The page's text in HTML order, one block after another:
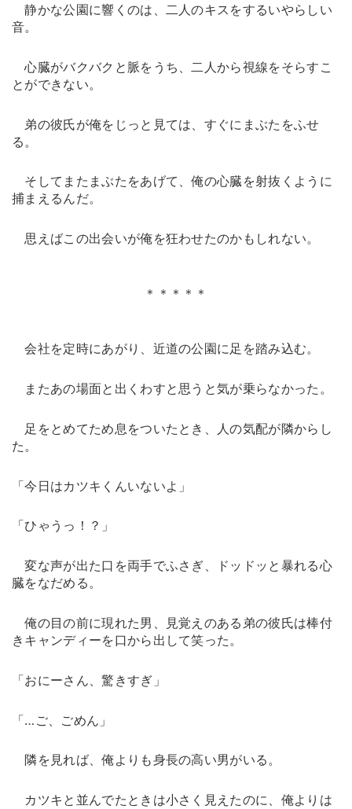
静かな公園に響くのは、二人のキスをするいやらしい
音。
心臓がバクバクと脈をうち、二人から視線をそらすこ
とができない。
弟の彼氏が俺をじっと見ては、すぐにまぶたをふせ
る。
そしてまたまぶたをあげて、俺の心臓を射抜くように
捕まえるんだ。
思えばこの出会いが俺を狂わせたのかもしれない。
＊＊＊＊＊
会社を定時にあがり、近道の公園に足を踏み込む。
またあの場面と出くわすと思うと気が乗らなかった。
足をとめてため息をついたとき、人の気配が隣からし
た。
「今日はカツキくんいないよ」
「ひゃうっ！？」
変な声が出た口を両手でふさぎ、ドッドッと暴れる心
臓をなだめる。
俺の目の前に現れた男、見覚えのある弟の彼氏は棒付
きキャンディーを口から出して笑った。
「おにーさん、驚きすぎ」
「…ご、ごめん」
隣を見れば、俺よりも身長の高い男がいる。
カツキと並んでたときは小さく見えたのに、俺よりは